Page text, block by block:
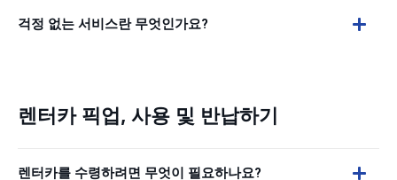
걱정 없는 서비스란 무엇인가요?
렌터카 픽업, 사용 및 반납하기
렌터카를 수령하려면 무엇이 필요하나요?